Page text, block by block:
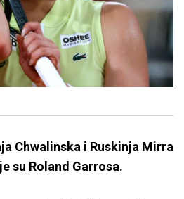
Chwalinska i Ruskinja Mirra
su Roland Garrosa.